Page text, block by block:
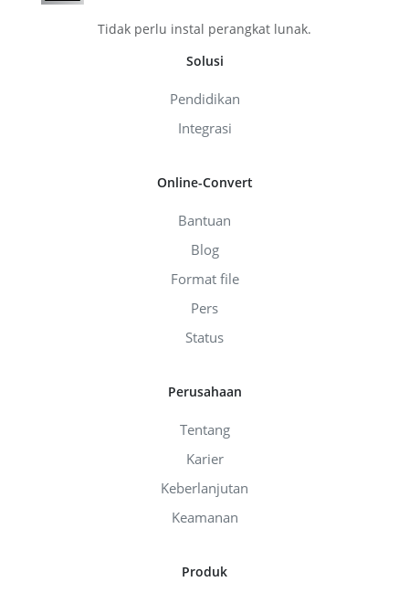
Tidak perlu instal perangkat lunak.
Solusi
Pendidikan
Integrasi
Online-Convert
Bantuan
Blog
Format file
Pers
Status
Perusahaan
Tentang
Karier
Keberlanjutan
Keamanan
Produk